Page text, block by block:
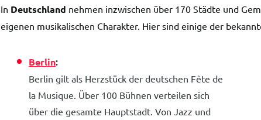
In Deutschland nehmen inzwischen über 170 Städte und
eigenen musikalischen Charakter. Hier sind einige der
Berlin:
Berlin gilt als Herzstück der deutschen Fête de
la Musique. Über 100 Bühnen verteilen sich
über die gesamte Hauptstadt. Von Jazz und